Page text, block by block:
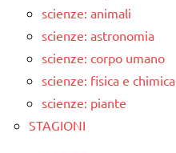
scienze: animali
scienze: astronomia
scienze: corpo umano
scienze: fisica e chimica
scienze: piante
STAGIONI